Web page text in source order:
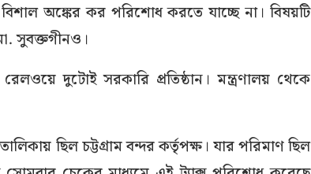
অঙ্কের কর পরিশোধ করতে যাচ্ছে না। বিষয়টি
সুবক্তগীনও।
দুটোই সরকারি প্রতিষ্ঠান। মন্ত্রণালয় থেকে
ছিল চট্টগ্রাম বন্দর কর্তৃপক্ষ। যার পরিমাণ ছিল